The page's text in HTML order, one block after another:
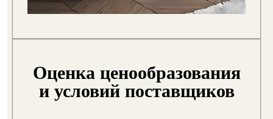
Оценка ценообразования
и условий поставщиков